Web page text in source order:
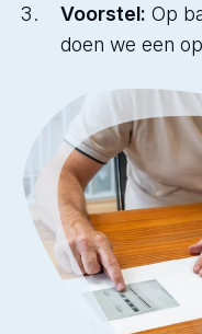
Voorstel: Op
doen we een